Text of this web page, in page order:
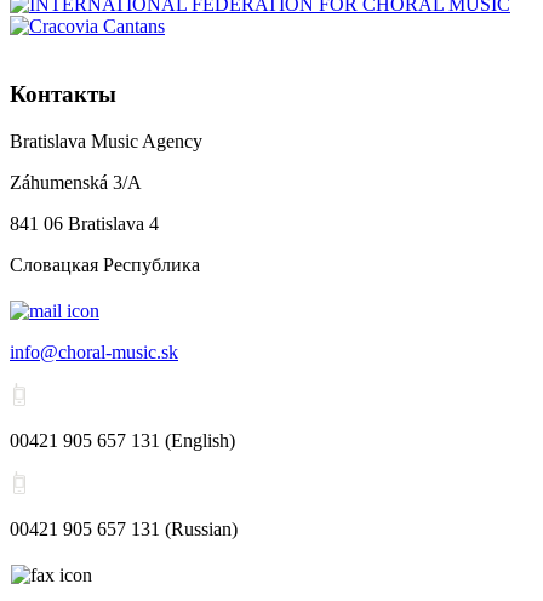
Контакты
Bratislava Music Agency
Záhumenská 3/A
841 06 Bratislava 4
Словацкая Республика
info@choral-music.sk
00421 905 657 131 (English)
00421 905 657 131 (Russian)